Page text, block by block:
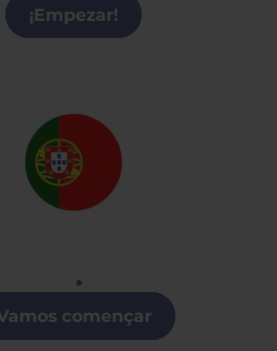
¡Empezar!
en Collado Villalba
començar